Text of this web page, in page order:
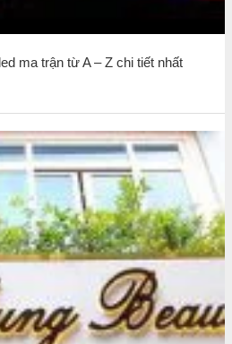
ma trận từ A – Z chi tiết nhất